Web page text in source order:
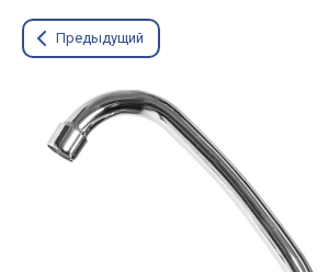
Предыдущий